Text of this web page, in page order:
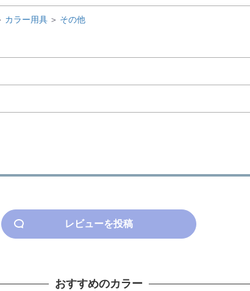
カラー用具 ＞ その他
レビューを投稿
おすすめのカラー